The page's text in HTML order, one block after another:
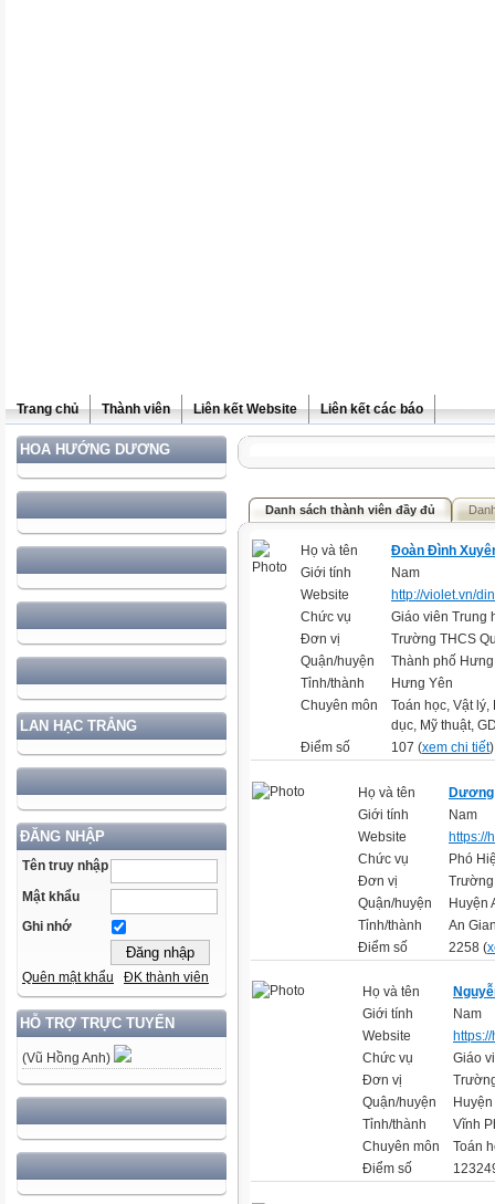
Trang chủ Thành viên Liên kết Website Liên kết các báo
HOA HƯỚNG DƯƠNG
LAN HẠC TRẮNG
ĐĂNG NHẬP
Tên truy nhập
Mật khẩu
Ghi nhớ
Quên mật khẩu ĐK thành viên
HỖ TRỢ TRỰC TUYẾN
(Vũ Hồng Anh)
Danh sách thành viên đầy đủ
Họ và tên
Đoàn Đình
Giới tính
Nam
Website
http://violet.vn/
Chức vụ
Giáo viên Trung
Đơn vị
Trường THCS
Quận/huyện
Thành phố
Tỉnh/thành
Hưng Yên
Chuyên môn
Toán học, Vật
dục, Mỹ thuật,
Điểm số
107 (xem chi tiết)
Họ và tên
Dương
Giới tính
Nam
Website
https://
Chức vụ
Phó
Đơn vị
Trường
Quận/huyện
Huyện
Tỉnh/thành
An
Điểm số
2258 (
Họ và tên
Giới tính
Nam
Website
Chức vụ
Giáo
Đơn vị
Quận/huyện
Tỉnh/thành
Vĩnh
Chuyên môn
Toán
Điểm số